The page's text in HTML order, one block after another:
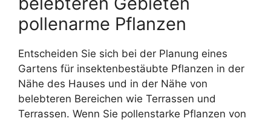
pollenarme Pflanzen
Entscheiden Sie sich bei der Planung eines
Gartens für insektenbestäubte Pflanzen in der
Nähe des Hauses und in der Nähe von
belebteren Bereichen wie Terrassen und
Terrassen. Wenn Sie pollenstarke Pflanzen von